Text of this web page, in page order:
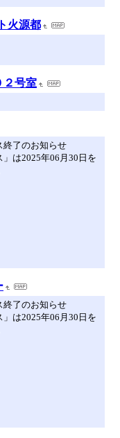
火源都
２号室
終了のお知らせ
は2025年06月30日を
終了のお知らせ
は2025年06月30日を